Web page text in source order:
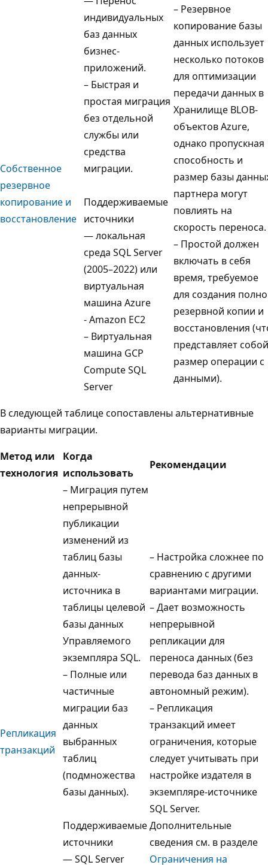
Собственное
резервное
копирование и
восстановление
индивидуальных
баз данных
бизнес-
приложений.
– Быстрая и
простая миграция
без отдельной
службы или
средства
миграции.
Поддерживаемые
источники
— локальная
среда SQL Server
(2005–2022) или
виртуальная
машина Azure
- Amazon EC2
– Виртуальная
машина GCP
Compute SQL
Server
– Резервное
копирование базы
данных использует
несколько потоков
для оптимизации
передачи данных в
Хранилище BLOB-
объектов Azure,
однако пропускная
способность и
размер базы
партнера могут
повлиять на
скорость переноса.
– Простой должен
включать в себя
время, требуемое
для создания
резервной копии и
восстановления
представляет собой
размер операции с
данными).
В следующей таблице сопоставлены альтернативные
варианты миграции.
Метод или
технология
Когда
использовать
Рекомендации
Репликация
транзакций
– Миграция путем
непрерывной
публикации
изменений из
таблиц базы
данных-
источника в
таблицы целевой
базы данных
Управляемого
экземпляра SQL.
– Полные или
частичные
миграции баз
данных
выбранных
таблиц
(подмножества
базы данных).
Поддерживаемые
источники
— SQL Server
– Настройка сложнее по
сравнению с другими
вариантами миграции.
– Дает возможность
непрерывной
репликации для
переноса данных (без
перевода баз данных в
автономный режим).
– Репликация
транзакций имеет
ограничения, которые
следует учитывать при
настройке издателя в
экземпляре-источнике
SQL Server.
Дополнительные
сведения см. в разделе
Ограничения на